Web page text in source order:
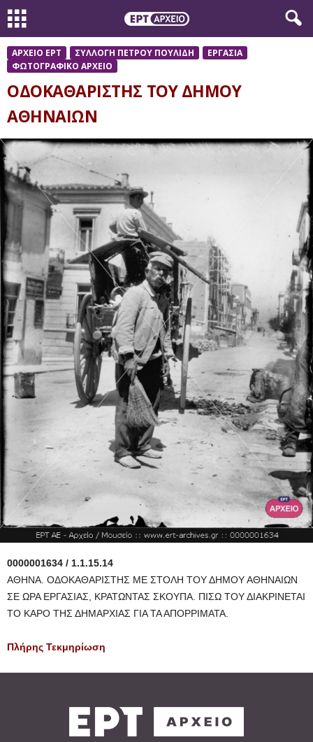
ΑΡΧΕΙΟ ΕΡΤ ΣΥΛΛΟΓΗ ΠΕΤΡΟΥ ΠΟΥΛΙΔΗ
ΕΡΓΑΣΙΑ
ΦΩΤΟΓΡΑΦΙΚΟ ΑΡΧΕΙΟ
ΟΔΟΚΑΘΑΡΙΣΤΗΣ ΤΟΥ ΔΗΜΟΥ
ΑΘΗΝΑΙΩΝ
0000001634 / 1.1.15.14
ΑΘΗΝΑ. ΟΔΟΚΑΘΑΡΙΣΤΗΣ ΜΕ ΣΤΟΛΗ ΤΟΥ ΔΗΜΟΥ ΑΘΗΝΑΙΩΝ
ΣΕ ΩΡΑ ΕΡΓΑΣΙΑΣ, KΡΑΤΩΝΤΑΣ ΣΚΟΥΠΑ. ΠΙΣΩ ΤΟΥ ΔΙΑΚΡΙΝΕΤΑΙ
ΤΟ ΚΑΡΟ ΤΗΣ ΔΗΜΑΡΧΙΑΣ ΓΙΑ ΤΑ ΑΠΟΡΡΙΜΑΤΑ.
Πλήρης Τεκμηρίωση